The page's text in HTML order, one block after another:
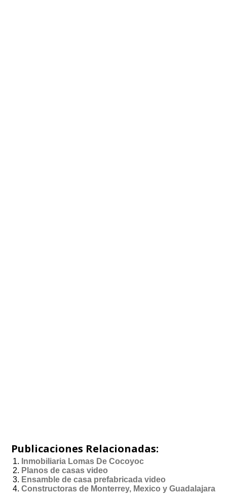
Publicaciones Relacionadas:
Inmobiliaria Lomas De Cocoyoc
Planos de casas video
Ensamble de casa prefabricada video
Constructoras de Monterrey, Mexico y Guadalajara